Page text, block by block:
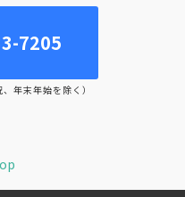
7205
年末年始を除く）